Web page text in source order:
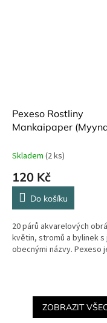
Pexeso Rostliny
Mankaipaper
Skladem (2 ks)
120 Kč
Do košíku
20 párů akvarelových
květin, stromů a bylinek s
obecnými názvy. Pexeso
ZOBRAZIT